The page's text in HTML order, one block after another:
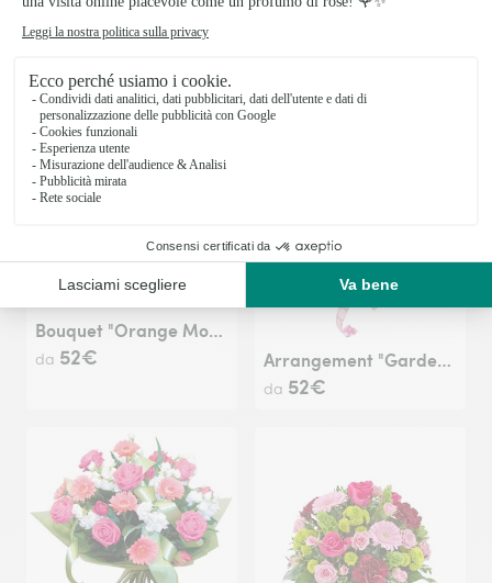
da79€
Bouquet "Orange Mood"
da 52€ Arrangement "Garden of Eden"
da 52€